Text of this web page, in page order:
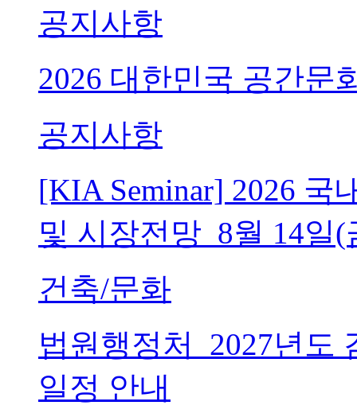
공지사항
2026 대한민국 공간문
공지사항
[KIA Seminar] 2026 국
및 시장전망_8월 14일(
건축/문화
법원행정처_2027년도
일정 안내